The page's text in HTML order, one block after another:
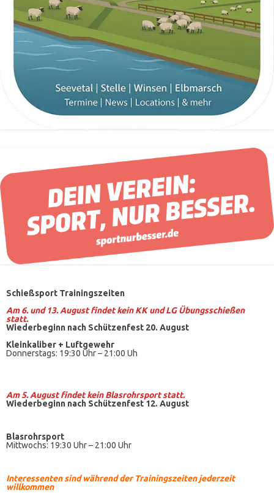
Schießsport Trainingszeiten
Am 6. und 13. August findet kein KK und LG Übungsschießen
statt.
Wiederbeginn nach Schützenfest 20. August
Kleinkaliber + Luftgewehr
Donnerstags: 19:30 Uhr – 21:00 Uh
Am 5. August findet keinBlasrohrsport statt.
Wiederbeginn nach Schützenfest 12. August
Blasrohrsport
Mittwochs: 19:30 Uhr – 21:00 Uhr
Interessenten sind während der Trainingszeiten jederzeit
willkommen